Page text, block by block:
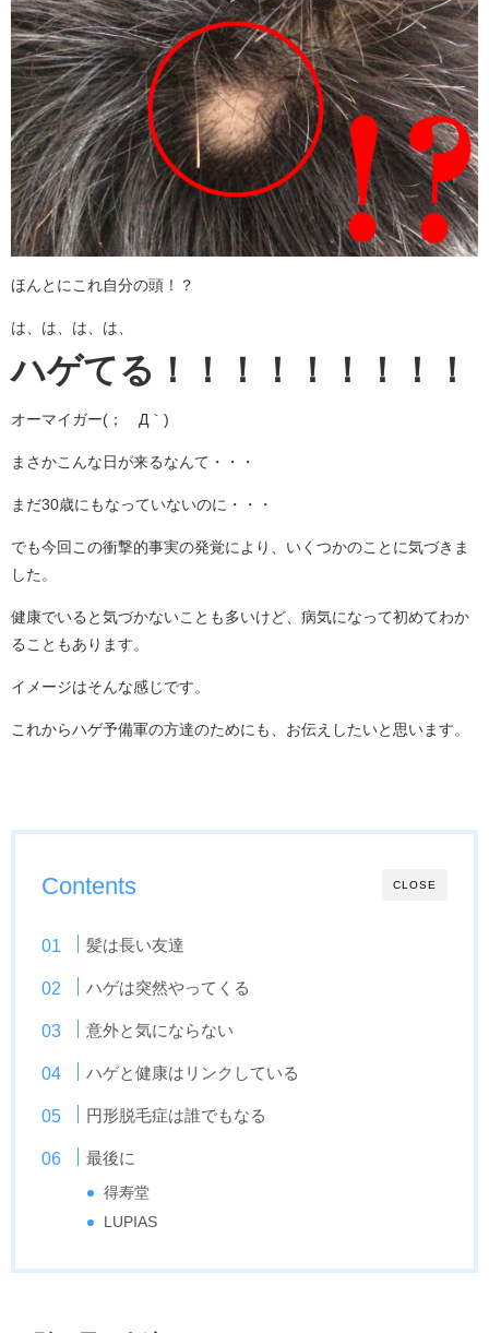
ほんとにこれ自分の頭！？
は、は、は、は、
ハゲてる！！！！！！！！！
オーマイガー(；´Д｀)
まさかこんな日が来るなんて・・・
まだ30歳にもなっていないのに・・・
でも今回この衝撃的事実の発覚により、いくつかのことに気づきま
した。
健康でいると気づかないことも多いけど、病気になって初めてわか
ることもあります。
イメージはそんな感じです。
これからハゲ予備軍の方達のためにも、お伝えしたいと思います。
CLOSE
Contents
髪は長い友達
ハゲは突然やってくる
意外と気にならない
ハゲと健康はリンクしている
円形脱毛症は誰でもなる
最後に
得寿堂
LUPIAS